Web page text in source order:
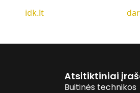
idk.lt
Atsitiktiniai
Buitinės technikos